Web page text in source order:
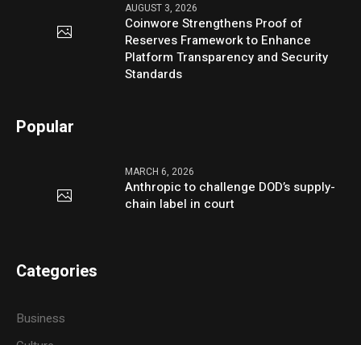
AUGUST 3, 2026
Coinwore Strengthens Proof of
Reserves Framework to Enhance
Platform Transparency and Security
Standards
Popular
MARCH 6, 2026
Anthropic to challenge DOD’s supply-
chain label in court
Categories
Business